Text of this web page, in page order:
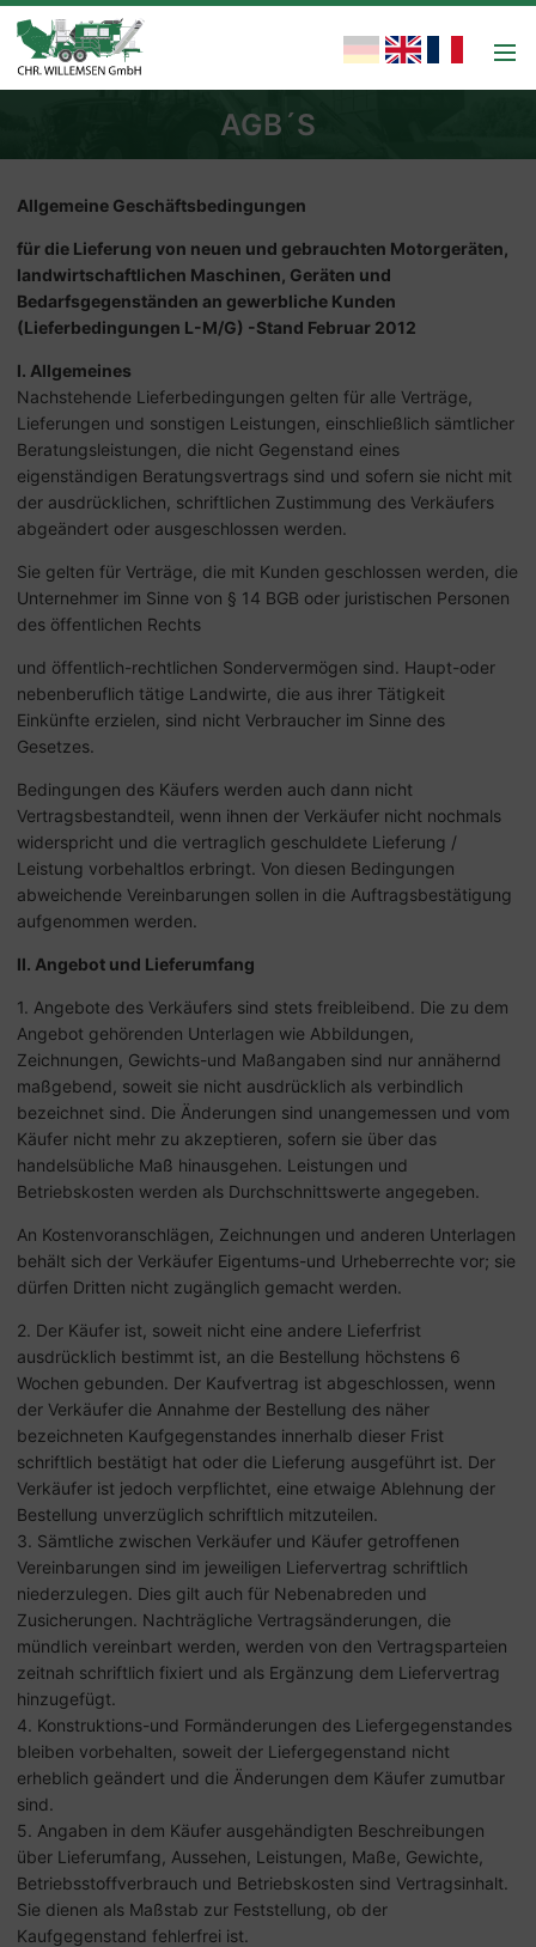
AGB´S
Allgemeine Geschäftsbedingungen
für die Lieferung von neuen und gebrauchten Motorgeräten,
landwirtschaftlichen Maschinen, Geräten und
Bedarfsgegenständen an gewerbliche Kunden
(Lieferbedingungen L-M/G) -Stand Februar 2012
I. Allgemeines
Nachstehende Lieferbedingungen gelten für alle Verträge,
Lieferungen und sonstigen Leistungen, einschließlich sämtlicher
Beratungsleistungen, die nicht Gegenstand eines
eigenständigen Beratungsvertrags sind und sofern sie nicht mit
der ausdrücklichen, schriftlichen Zustimmung des Verkäufers
abgeändert oder ausgeschlossen werden.
Sie gelten für Verträge, die mit Kunden geschlossen werden, die
Unternehmer im Sinne von § 14 BGB oder juristischen Personen
des öffentlichen Rechts
und öffentlich-rechtlichen Sondervermögen sind. Haupt-oder
nebenberuflich tätige Landwirte, die aus ihrer Tätigkeit
Einkünfte erzielen, sind nicht Verbraucher im Sinne des
Gesetzes.
Bedingungen des Käufers werden auch dann nicht
Vertragsbestandteil, wenn ihnen der Verkäufer nicht nochmals
widerspricht und die vertraglich geschuldete Lieferung /
Leistung vorbehaltlos erbringt. Von diesen Bedingungen
abweichende Vereinbarungen sollen in die Auftragsbestätigung
aufgenommen werden.
II. Angebot und Lieferumfang
1. Angebote des Verkäufers sind stets freibleibend. Die zu dem
Angebot gehörenden Unterlagen wie Abbildungen,
Zeichnungen, Gewichts-und Maßangaben sind nur annähernd
maßgebend, soweit sie nicht ausdrücklich als verbindlich
bezeichnet sind. Die Änderungen sind unangemessen und vom
Käufer nicht mehr zu akzeptieren, sofern sie über das
handelsübliche Maß hinausgehen. Leistungen und
Betriebskosten werden als Durchschnittswerte angegeben.
An Kostenvoranschlägen, Zeichnungen und anderen Unterlagen
behält sich der Verkäufer Eigentums-und Urheberrechte vor; sie
dürfen Dritten nicht zugänglich gemacht werden.
2. Der Käufer ist, soweit nicht eine andere Lieferfrist
ausdrücklich bestimmt ist, an die Bestellung höchstens 6
Wochen gebunden. Der Kaufvertrag ist abgeschlossen, wenn
der Verkäufer die Annahme der Bestellung des näher
bezeichneten Kaufgegenstandes innerhalb dieser Frist
schriftlich bestätigt hat oder die Lieferung ausgeführt ist. Der
Verkäufer ist jedoch verpflichtet, eine etwaige Ablehnung der
Bestellung unverzüglich schriftlich mitzuteilen.
3. Sämtliche zwischen Verkäufer und Käufer getroffenen
Vereinbarungen sind im jeweiligen Liefervertrag schriftlich
niederzulegen. Dies gilt auch für Nebenabreden und
Zusicherungen. Nachträgliche Vertragsänderungen, die
mündlich vereinbart werden, werden von den Vertragsparteien
zeitnah schriftlich fixiert und als Ergänzung dem Liefervertrag
hinzugefügt.
4. Konstruktions-und Formänderungen des Liefergegenstandes
bleiben vorbehalten, soweit der Liefergegenstand nicht
erheblich geändert und die Änderungen dem Käufer zumutbar
sind.
5. Angaben in dem Käufer ausgehändigten Beschreibungen
über Lieferumfang, Aussehen, Leistungen, Maße, Gewichte,
Betriebsstoffverbrauch und Betriebskosten sind Vertragsinhalt.
Sie dienen als Maßstab zur Feststellung, ob der
Kaufgegenstand fehlerfrei ist.